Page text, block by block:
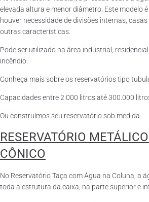
elevada altura e menor diâmetro. Este modelo
houver necessidade de divisões internas,
outras características.
Pode ser utilizado na área industrial,
incêndio.
Conheça mais sobre os reservatórios tipo
Capacidades entre 2.000 litros até 300.000
Ou construímos seu reservatório sob medida.
RESERVATÓRIO
CÔNICO
No Reservatório Taça com Água na Coluna, a
toda a estrutura da caixa, na parte superior e